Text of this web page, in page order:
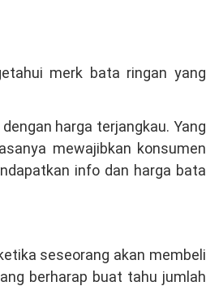
merk bata ringan yang
harga terjangkau. Yang
mewajibkan konsumen
info dan harga bata
seseorang akan membeli
berharap buat tahu jumlah